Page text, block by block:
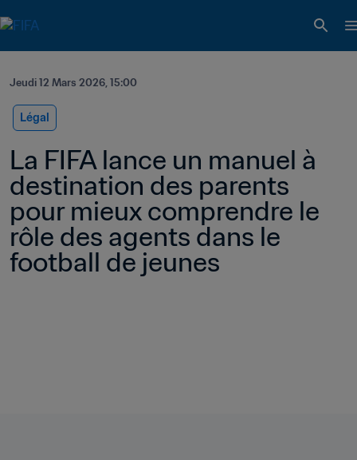
Jeudi 12 Mars 2026, 15:00
Légal
La FIFA lance un manuel à
destination des parents
pour mieux comprendre le
rôle des agents dans le
football de jeunes